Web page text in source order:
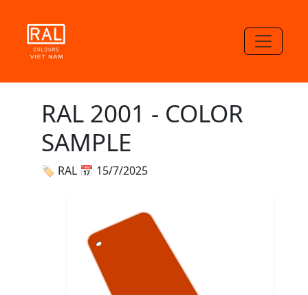
RAL 2001 - COLOR
SAMPLE
🏷 RAL 📅 15/7/2025